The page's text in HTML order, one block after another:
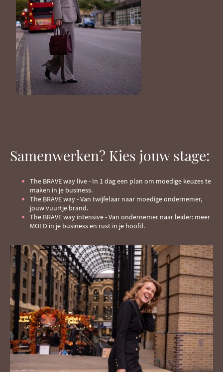
Samenwerken? Kies jouw stage:
The BRAVE way live - In 1 dag een plan om moedige keuzes te
maken in je business.
The BRAVE way - Van twijfelaar naar moedige ondernemer,
jouw vuurtje brand.
The BRAVE way intensive - Van ondernemer naar leider: meer
MOED in je business en rust in je hoofd.